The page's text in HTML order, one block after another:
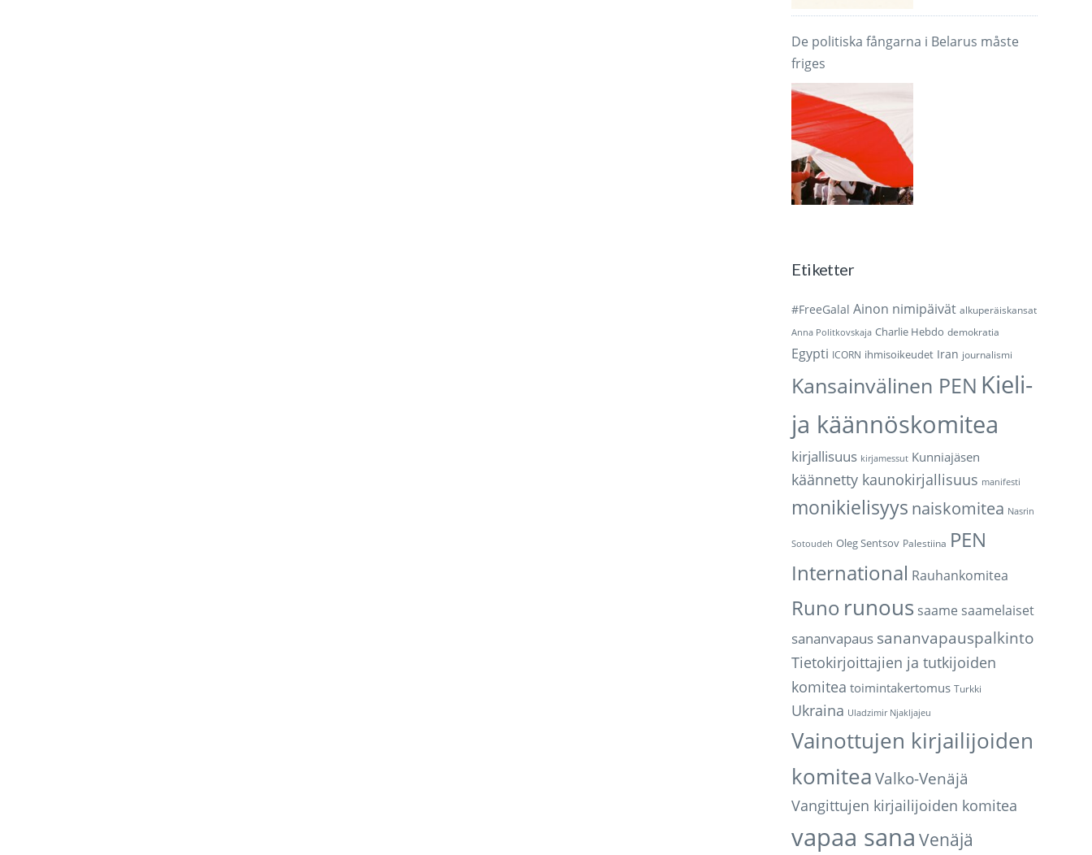
De politiska fångarna i Belarus måste
friges
Etiketter
#FreeGalal Ainon nimipäivät alkuperäiskansat
Anna Politkovskaja Charlie Hebdo demokratia
Egypti ICORN ihmisoikeudet Iran journalismi
Kansainvälinen PEN Kieli-
ja käännöskomitea
kirjallisuus kirjamessut Kunniajäsen
käännetty kaunokirjallisuus manifesti
monikielisyys naiskomitea Nasrin
Sotoudeh Oleg Sentsov Palestiina PEN
International Rauhankomitea
Runo runous saame saamelaiset
sananvapaus sananvapauspalkinto
Tietokirjoittajien ja tutkijoiden
komitea toimintakertomus Turkki
Ukraina Uladzimir Njakljajeu
Vainottujen kirjailijoiden
komitea Valko-Venäjä
Vangittujen kirjailijoiden komitea
vapaa sana Venäjä